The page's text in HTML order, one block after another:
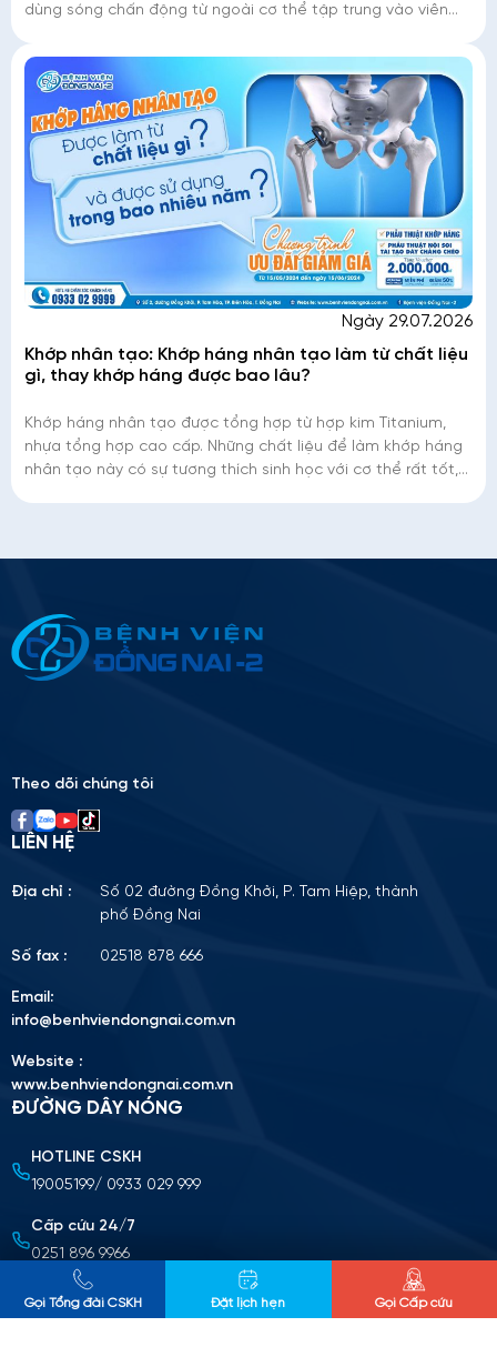
Gọi Tổng đài CSKH Đặt lịch hẹn Gọi Cấp cứu
dùng sóng chấn động từ ngoài cơ thể tập trung vào viên
Ngày 29.07.2026
Khớp nhân tạo: Khớp háng nhân tạo làm từ chất liệu
gì, thay khớp háng được bao lâu?
Khớp háng nhân tạo được tổng hợp từ hợp kim Titanium,
nhựa tổng hợp cao cấp. Những chất liệu để làm khớp háng
nhân tạo này có sự tương thích sinh học với cơ thể rất tốt,
Please
Tải lên CV (Định dạng PDF, tối đa 10MB)
Nộp cv ứng tuyển
Theo dõi chúng tôi
LIÊN HỆ
Địa chỉ :
Số 02 đường Đồng Khởi, P. Tam Hiệp, thành
phố Đồng Nai
Số fax : 02518 878 666
Email:
info@benhviendongnai.com.vn
Website :
www.benhviendongnai.com.vn
ĐƯỜNG DÂY NÓNG
HOTLINE CSKH
19005199/ 0933 029 999
Cấp cứu 24/7
0251 896 9966
CHÍNH SÁCH BẢO MẬT THÔNG TIN